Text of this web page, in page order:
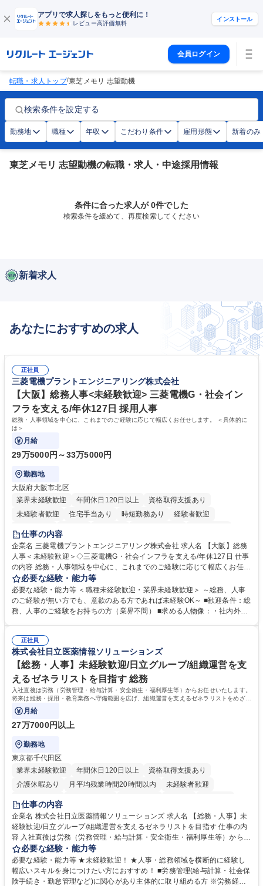
アプリで求人探しをもっと便利に！
レビュー高評価無料
インストール
会員ログイン
転職・求人トップ/東芝メモリ 志望動機
検索条件を設定する
勤務地 職種 年収 こだわり条件 雇用形態 新着のみ
東芝メモリ 志望動機の転職・求人・中途採用情報
条件に合った求人が 0件でした
検索条件を緩めて、再度検索してください
新着求人
あなたにおすすめの求人
正社員
三菱電機プラントエンジニアリング株式会社
【大阪】総務人事<未経験歓迎> 三菱電機G・社会イン
フラを支える/年休127日 採用人事
総務・人事領域を中心に、これまでのご経験に応じて幅広くお任せします。 ＜具体的に
は＞
月給
29万5000円～33万5000円
勤務地
大阪府大阪市北区
業界未経験歓迎
年間休日120日以上
資格取得支援あり
未経験者歓迎
住宅手当あり 時短勤務あり
経験者歓迎
退職金あり
駅近5分以内
土日祝休み 服装自由 寮・社宅あり 食事補助あり
仕事の内容
企業名 三菱電機プラントエンジニアリング株式会社 求人名 【大阪】総務
人事＜未経験歓迎＞◇三菱電機G・社会インフラを支える/年休127日 仕事
の内容 総務・人事領域を中心に、これまでのご経験に応じて幅広くお任せ
します。 ＜具体的には＞ ・総務/人事労務（給与・社保・勤怠管理など）
・採用・教育研修 ・福利厚生運用 など ※基本的には事務所勤務ですが、
採用や教育等の業務内容により、関西圏以外への日帰り・宿泊を伴う国内
出張もございます。 ※担当業務を持ちつつ、お互いに助け合いながら、総
必要な経験・能力等
必要な経験・能力等 ＜職種未経験歓迎・業界未経験歓迎＞ ～総務、人事
のご経験が無い方でも、意欲のある方であれば未経験OK～ ■歓迎条件：総
務、人事のご経験をお持ちの方（業界不問） ■求める人物像：・社内外の
正社員
株式会社日立医薬情報ソリューションズ
【総務・人事】未経験歓迎/日立グループ/組織運営を支
えるゼネラリストを目指す 総務
入社直後は労務（労務管理・給与計算・安全衛生・福利厚生等）からお任せいたします。
将来は総務・採用・教育業務へ守備範囲を広げ、組織運営を支えるゼネラリストをめざせ
ます。
月給
27万7000円以上
勤務地
東京都千代田区
業界未経験歓迎
年間休日120日以上
資格取得支援あり
介護休暇あり
月平均残業時間20時間以内
未経験者歓迎
住宅手当あり
育休あり
完全週休2日制 交通費支給 土日祝休み 寮・社宅あり
仕事の内容
企業名 株式会社日立医薬情報ソリューションズ 求人名 【総務・人事】未
経験歓迎/日立グループ/組織運営を支えるゼネラリストを目指す 仕事の内
容 入社直後は労務（労務管理・給与計算・安全衛生・福利厚生等）からお
任せいたします。将来は総務・採用・教育業務へ守備範囲を広げ、組織運
営を支えるゼネラリストをめざせます。 ・初期業務：労働時間管理、給与
計算、社会保険対応、福利厚生管理、安全衛生、健康経営推進等をお任せ
します。ご経験に応じて、休職者管理など、幅広く経験を積んでいただき
必要な経験・能力等
必要な経験・能力等 ★未経験歓迎！ ★人事・総務領域を横断的に経験し
幅広いスキルを身につけたい方におすすめ！ ■労務管理(給与計算・社会保
険手続き・勤怠管理など)に関心があり主体的に取り組める方 ※労務経験